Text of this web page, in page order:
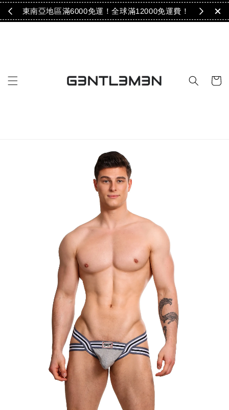
！ 東南亞地區滿6000免運！全球滿12000免運費！